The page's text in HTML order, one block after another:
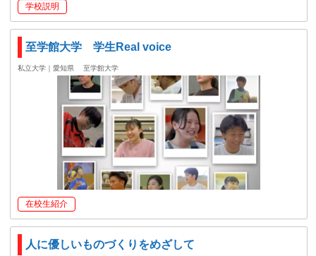
学校説明
至学館大学 学生Real voice
私立大学｜愛知県 至学館大学
在校生紹介
人に優しいものづくりをめざして